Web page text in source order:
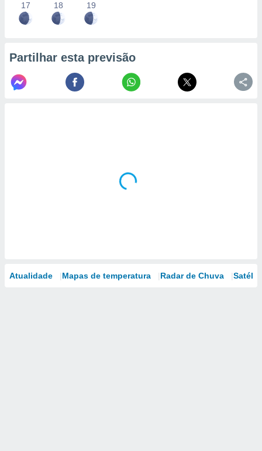
17 18 19
Partilhar esta previsão
Atualidade Mapas de temperatura Radar de Chuva